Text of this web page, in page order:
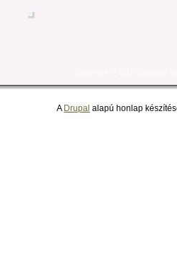
A Drupal alapú honlap